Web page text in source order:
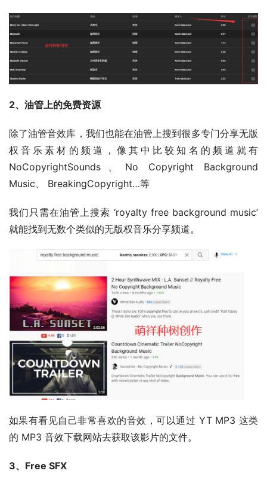
2、油管上的免费资源
除了油管音效库，我们也能在油管上搜到很多专门分享无版
权音乐素材的频道，像其中比较知名的频道就有
NoCopyrightSounds、No Copyright Background
Music、 BreakingCopyright…等
我们只需在油管上搜索 ‘royalty free background music’
就能找到无数个类似的无版权音乐分享频道。
如果有看见自己非常喜欢的音效，可以通过 YT MP3 这类
的 MP3 音效下载网站去获取该影片的文件。
3、Free SFX